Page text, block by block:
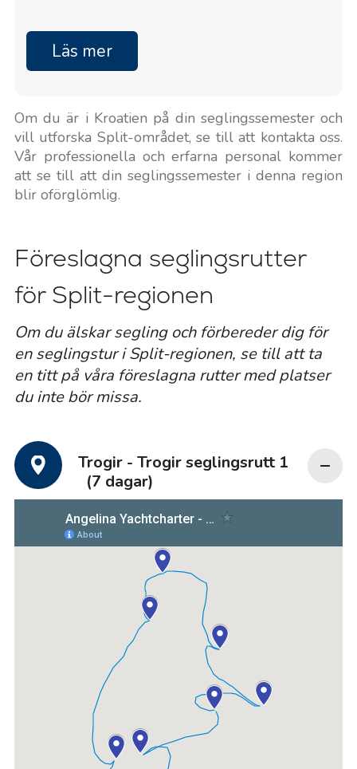
historia.
Läs mer
Om du är i Kroatien på din seglingssemester och
vill utforska Split-området, se till att kontakta oss.
Vår professionella och erfarna personal kommer
att se till att din seglingssemester i denna region
blir oförglömlig.
Föreslagna seglingsrutter
för Split-regionen
Om du älskar segling och förbereder dig för
en seglingstur i Split-regionen, se till att ta
en titt på våra föreslagna rutter med platser
du inte bör missa.
Trogir - Trogir seglingsrutt 1
(7 dagar)